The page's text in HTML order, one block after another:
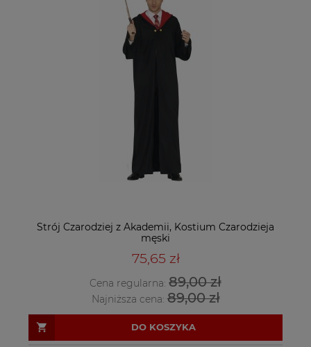
Strój Czarodziej z Akademii, Kostium Czarodzieja
męski
75,65 zł
Cena regularna: 89,00 zł
Najniższa cena:89,00 zł
DO KOSZYKA